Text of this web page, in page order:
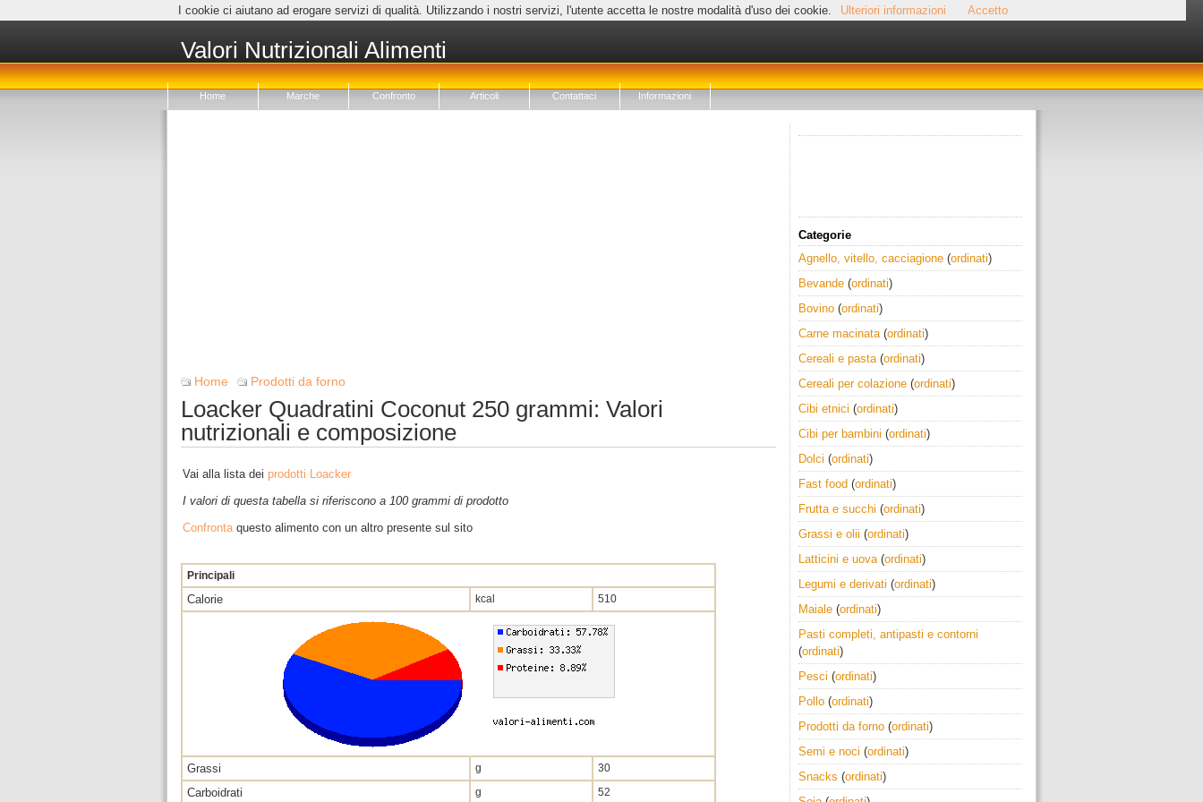
I cookie ci aiutano ad erogare servizi di qualità. Utilizzando i nostri servizi, l'utente accetta le nostre modalità d'uso dei cookie. Ulteriori informazioni Accetto
Valori Nutrizionali Alimenti
Home Marche Confronto Articoli Contattaci Informazioni
Home Prodotti da forno
Loacker Quadratini Coconut 250 grammi: Valori
nutrizionali e composizione
Vai alla lista dei prodotti Loacker
I valori di questa tabella si riferiscono a 100 grammi di prodotto
Confrontaquesto alimento con un altro presente sul sito
Principali
Calorie kcal 510
Grassi g 30
Carboidrati g 52
Categorie
Agnello, vitello, cacciagione (ordinati)
Bevande (ordinati)
Bovino (ordinati)
Carne macinata(ordinati)
Cereali e pasta(ordinati)
Cereali per colazione (ordinati)
Cibi etnici (ordinati)
Cibi per bambini (ordinati)
Dolci (ordinati)
Fast food (ordinati)
Frutta e succhi (ordinati)
Grassi e olii (ordinati)
Latticini e uova(ordinati)
Legumi e derivati (ordinati)
Maiale (ordinati)
Pasti completi, antipasti e contorni
(ordinati)
Pesci (ordinati)
Pollo (ordinati)
Prodotti da forno (ordinati)
Semi e noci (ordinati)
Snacks (ordinati)